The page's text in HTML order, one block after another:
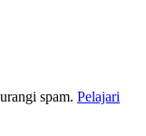
spam. Pelajari